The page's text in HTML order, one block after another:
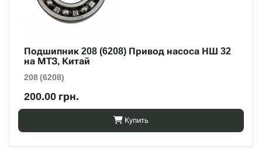
Подшипник 208 (6208) Привод насоса НШ 32
на МТЗ, Китай
208 (6208)
200.00 грн.
Купить